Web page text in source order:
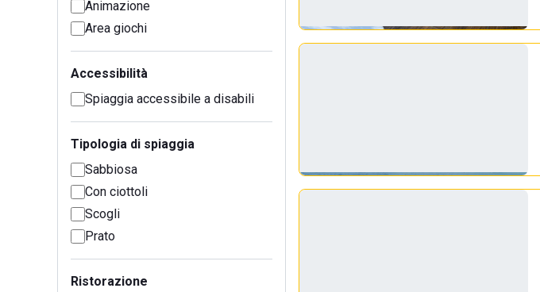
Animazione
Area giochi
Accessibilità
Spiaggia accessibile a disabili
Tipologia di spiaggia
Sabbiosa
Con ciottoli
Scogli
Prato
Ristorazione